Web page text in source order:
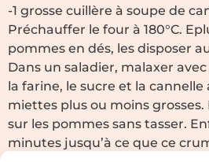
-1 grosse cuillère à soupe de
Préchauffer le four à 180°C.
pommes en dés, les disposer
Dans un saladier, malaxer
la farine, le sucre et la cannelle
miettes plus ou moins
sur les pommes sans tasser.
minutes jusqu’à ce que ce